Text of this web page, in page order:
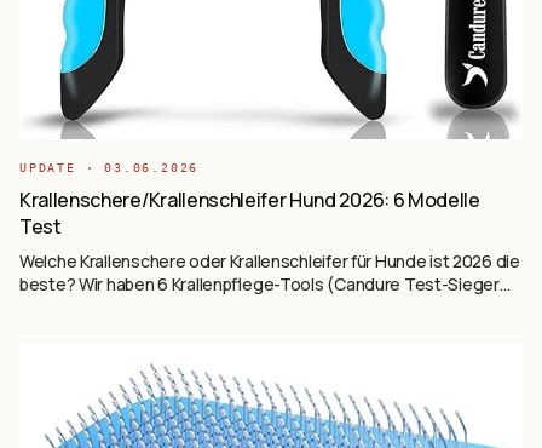
UPDATE ·03.06.2026
Krallenschere/Krallenschleifer Hund 2026: 6 Modelle
Test
Welche Krallenschere oder Krallenschleifer für Hunde ist 2026 die
beste? Wir haben 6 Krallenpflege-Tools (Candure Test-Sieger
Sicherheitsschutz und LED.